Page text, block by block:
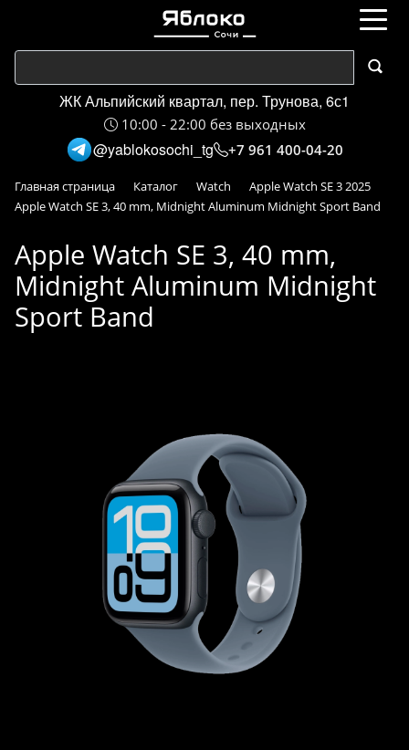
ЖК Альпийский квартал, пер. Трунова, 6с1
10:00 - 22:00 без выходных
@yablokosochi_tg +7 961 400-04-20
Главная страница Каталог Watch
Apple Watch SE 3 2025
Apple Watch SE 3, 40 mm, Midnight Aluminum Midnight Sport Band
Apple Watch SE 3, 40 mm,
Midnight Aluminum Midnight
Sport Band